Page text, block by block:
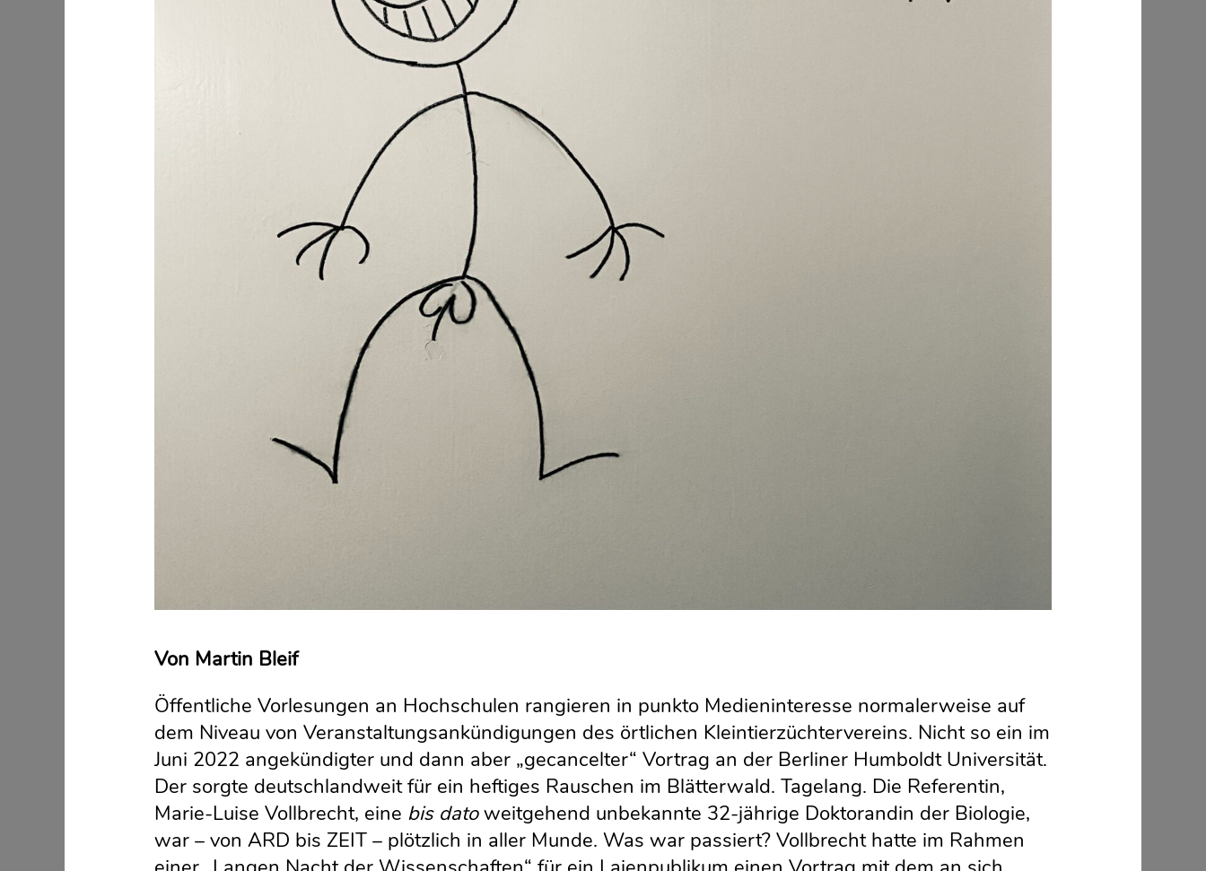
Von Martin Bleif
Öffentliche Vorlesungen an Hochschulen rangieren in punkto Medieninteresse normalerweise auf
dem Niveau von Veranstaltungsankündigungen des örtlichen Kleintierzüchtervereins. Nicht so ein im
Juni 2022 angekündigter und dann aber „gecancelter“ Vortrag an der Berliner Humboldt Universität.
Der sorgte deutschlandweit für ein heftiges Rauschen im Blätterwald. Tagelang. Die Referentin,
Marie-Luise Vollbrecht, eine bis datoweitgehend unbekannte 32-jährige Doktorandin der Biologie,
war – von ARD bis ZEIT – plötzlich in aller Munde. Was war passiert? Vollbrecht hatte im Rahmen